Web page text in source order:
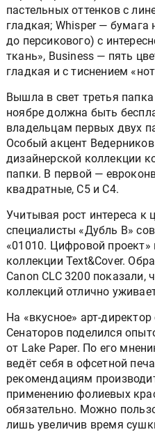
пастельных оттенков с
гладкая; Whisper — бумага
до персикового) с
ткань», Business — пять
гладкая и с тиснением
Вышла в свет третья
ноябре должна быть
владельцам первых двух
Особый акцент
дизайнерской коллекции
папки. В первой —
квадратные, C5 и С4.
Учитывая рост интереса к
специалисты «Дубль В»
«01010. Цифровой проект»
коллекции Text&Cover.
Canon CLC 3200 показали,
коллекций отлично
На «вкусное» арт-
Сенаторов поделился
от Lake Paper. По его
ведёт себя в офсетной
рекомендациям
применению фолиевых
обязательно. Можно
лишь увеличив время